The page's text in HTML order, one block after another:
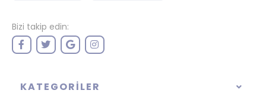
Bizi takip edin:
KATEGORILER